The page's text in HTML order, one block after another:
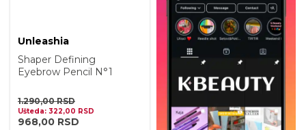
Unleashia
Shaper Defining
Eyebrow Pencil N°1
1.290,00RSD
Ušteda: 322,00 RSD
968,00 RSD